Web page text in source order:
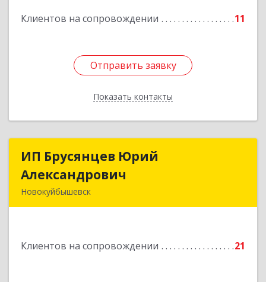
Клиентов на сопровождении 11
Отправить заявку
Показать контакты
Отправить заявку
Назад
ИП Брусянцев Юрий
Александрович
Новокуйбышевск
Клиентов на сопровождении 21
ИП Брусянцев Юрий
Подробнее